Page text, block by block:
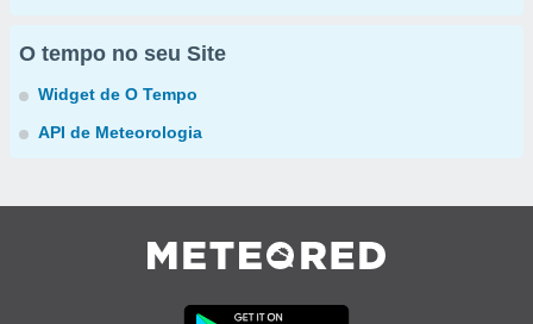
O tempo no seu Site
Widget de O Tempo
API de Meteorologia